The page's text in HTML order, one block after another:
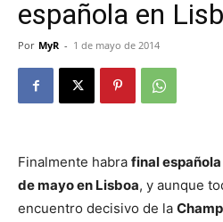
española en
Por MyR - 1 de mayo de 2014
Finalmente habra final
de mayo en Lisboa, y aunque
encuentro decisivo de la